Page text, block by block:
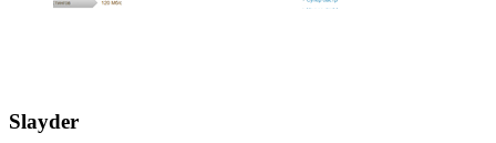
Slayder